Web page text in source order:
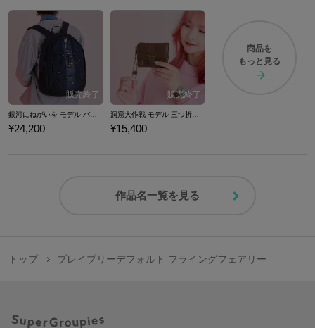
¥24,200
洞窟大作戦 モデル 三つ折り財布 『星のカービィ スーパーデラックス』 （ 2024Ver. ）
¥15,400
商品を
もっと見る
作品名一覧を見る
トップ ブレイブリーデフォルト フライングフェアリー